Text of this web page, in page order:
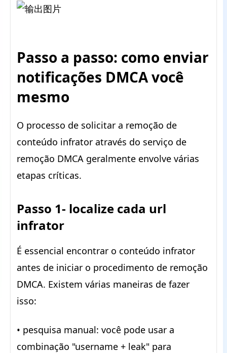
Passo a passo: como enviar
notificações DMCA você
mesmo
O processo de solicitar a remoção de
conteúdo infrator através do serviço de
remoção DMCA geralmente envolve várias
etapas críticas.
Passo 1- localize cada url
infrator
É essencial encontrar o conteúdo infrator
antes de iniciar o procedimento de remoção
DMCA. Existem várias maneiras de fazer
isso:
• pesquisa manual: você pode usar a
combinação "username + leak" para